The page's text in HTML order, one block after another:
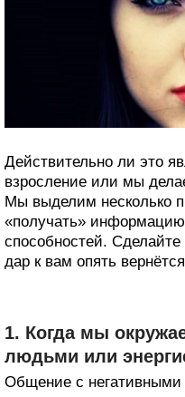
Действительно ли это
взросление или мы
Мы выделим несколько
«получать»
способностей.
дар к вам опять
1. Когда мы
людьми или
Общение с негативными